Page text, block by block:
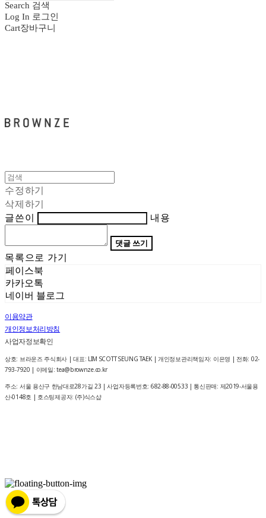
Search 검색
Log In 로그인
Cart장바구니
수정하기
삭제하기
글쓴이
내용
댓글 쓰기
목록으로 가기
페이스북
카카오톡
네이버 블로그
이용약관
개인정보처리방침
사업자정보확인
상호: 브라운즈 주식회사 | 대표: LIM SCOTT SEUNG TAEK | 개인정보관리책임자: 이은영 | 전화: 02-
793-7920 | 이메일: tea@brownze.co.kr
주소: 서울 용산구 한남대로28가길 23 | 사업자등록번호: 682-88-00533 | 통신판매: 제2019-서울용
산-0148호 | 호스팅제공자: (주)식스샵